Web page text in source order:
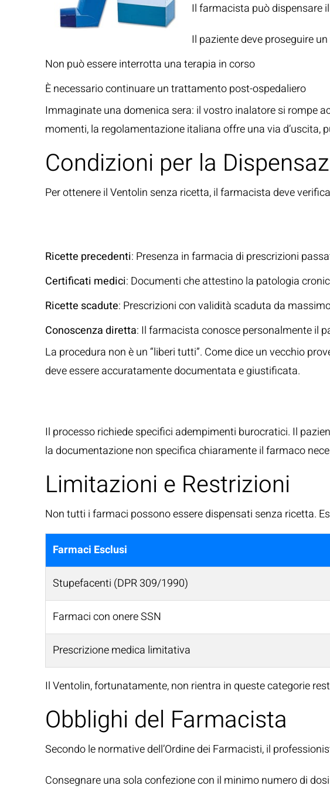
Il farmacista può dispensare
Il paziente deve proseguire
Non può essere interrotta una terapia in corso
È necessario continuare un trattamento post-ospedaliero
Immaginate una domenica sera: il vostro inalatore si rompe
momenti, la regolamentazione italiana offre una via
Condizioni per la
Per ottenere il Ventolin senza ricetta, il farmacista deve
Ricette precedenti: Presenza in farmacia di prescrizioni
Certificati medici: Documenti che attestino la patologia
Ricette scadute: Prescrizioni con validità scaduta da
Conoscenza diretta: Il farmacista conosce personalmente il
La procedura non è un “liberi tutti”. Come dice un vecchio
deve essere accuratamente documentata e giustificata.
Il processo richiede specifici adempimenti burocratici. Il
la documentazione non specifica chiaramente il farmaco
Limitazioni e Restrizioni
Non tutti i farmaci possono essere dispensati senza ricetta.
Farmaci Esclusi
Stupefacenti (DPR 309/1990)
Farmaci con onere SSN
Prescrizione medica limitativa
Il Ventolin, fortunatamente, non rientra in queste categorie
Obblighi del Farmacista
Secondo lenormative dell’Ordine dei Farmacisti, il
Consegnare una sola confezione con il minimo numero di dosi